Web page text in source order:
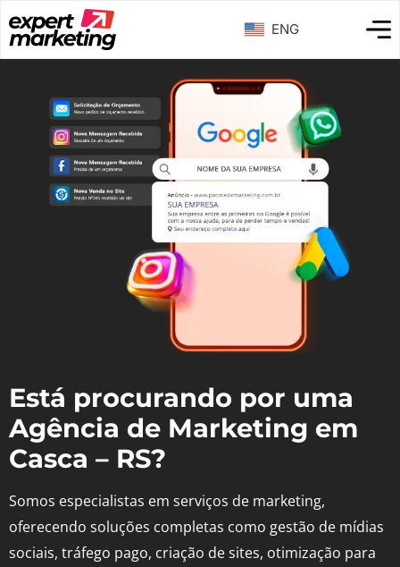
ENG
Está procurando por uma
Agência de Marketing em
Casca – RS?
Somos especialistas em serviços de marketing,
oferecendo soluções completas como gestão de mídias
sociais, tráfego pago, criação de sites, otimização para